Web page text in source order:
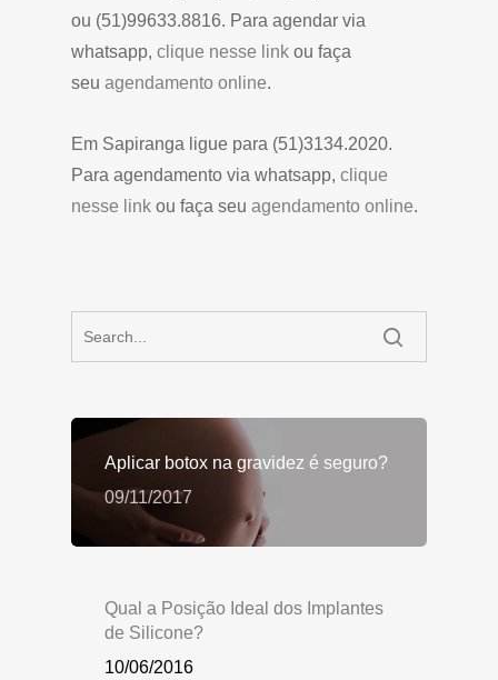
ou (51)99633.8816. Para agendar via
whatsapp, clique nesse link ou faça
seu agendamento online.
Em Sapiranga ligue para (51)3134.2020.
Para agendamento via whatsapp, clique
nesse link ou faça seu agendamento online.
Aplicar botox na gravidez é seguro?
09/11/2017
Qual a Posição Ideal dos Implantes
de Silicone?
10/06/2016